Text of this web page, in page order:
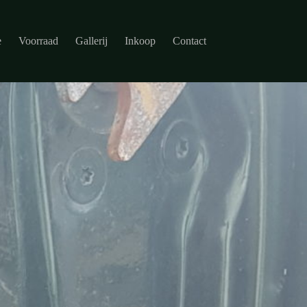
Voorraad Gallerij Inkoop Contact